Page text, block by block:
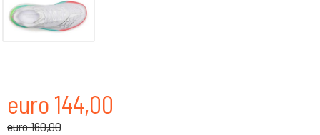
euro 144,00
euro 160,00